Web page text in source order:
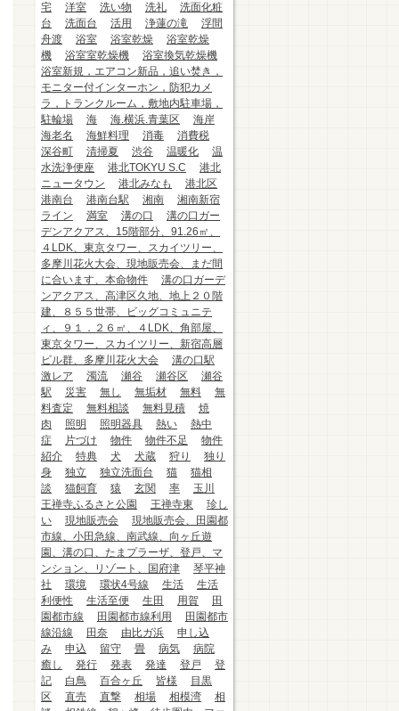
宅
洋室 洗い物 洗礼
洗面化粧
台
洗面台 活用 浄蓮の滝
浮間
舟渡
浴室 浴室乾燥
浴室乾燥
機
浴室室乾燥機
浴室換気乾燥機
浴室新規，エアコン新品，追い焚き，
モニター付インターホン，防犯カメ
ラ，トランクルーム，敷地内駐車場，
駐輪場
海 海.横浜.青葉区
海岸
海老名
海鮮料理 消毒
消費税
深谷町
清掃夏 渋谷 温暖化
温
水洗浄便座
港北TOKYU S.C
港北
ニュータウン
港北みなも
港北区
港南台
港南台駅 湘南
湘南新宿
ライン
満室 溝の口
溝の口ガー
デンアクアス、15階部分、91.26㎡、
４LDK、東京タワー、スカイツリー、
多摩川花火大会、現地販売会、まだ間
に合います、本命物件
溝の口ガーデ
ンアクアス、高津区久地、地上２０階
建、８５５世帯、ビッグコミュニテ
ィ、９１．２６㎡、４LDK、角部屋、
東京タワー、スカイツリー、新宿高層
ビル群、多摩川花火大会
溝の口駅
激レア
濁流 瀬谷 瀬谷区
瀬谷
駅
災害 無し 無垢材 無料
無
料査定
無料相談 無料見積
焼
肉
照明 照明器具 熱い
熱中
症
片づけ 物件 物件不足
物件
紹介
特典 犬 犬蔵 狩り
独り
身
独立 独立洗面台 猫
猫相
談
猫飼育 猿 玄関 率
玉川
王禅寺ふるさと公園
王禅寺東
珍し
い
現地販売会
現地販売会、田園都
市線、小田急線、南武線、向ヶ丘遊
園、溝の口、たまプラーザ、登戸、マ
ンション、リゾート、国府津
琴平神
社
環境 環状4号線 生活
生活
利便性
生活至便 生田 用賀
田
園都市線
田園都市線利用
田園都市
線沿線
田奈 由比ガ浜
申し込
み
申込 留守 畳 病気
病院
癒し
発行 発表 発達 登戸
登
記
白鳥 百合ヶ丘 皆様
目黒
区
直売 直撃 相場 相模湾
相